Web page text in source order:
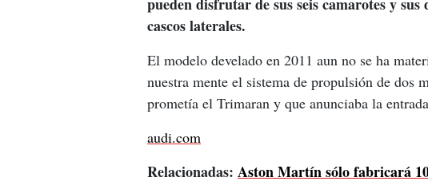
cascos laterales.
El modelo develado en 2011 aun no se ha
nuestra mente el sistema de propulsión de dos
prometía el Trimaran y que anunciaba la
audi.com
Relacionadas: Aston Martín sólo fabricará